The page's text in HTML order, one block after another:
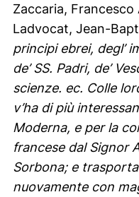
Zaccaria, Francesco
Ladvocat, Jean-
principi ebrei, degl’
de’ SS. Padri, de’
scienze. ec. Colle
v’ha di più
Moderna, e per la
francese dal Signor
Sorbona; e
nuovamente con